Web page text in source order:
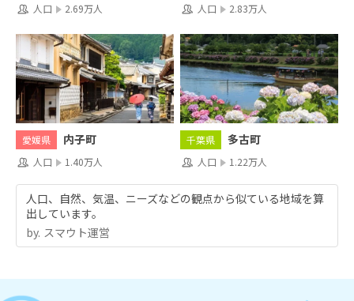
人口 2.69万人 人口 2.83万人
愛媛県 内子町
人口 1.40万人
千葉県 多古町
人口 1.22万人
人口、自然、気温、ニーズなどの観点から似ている地域を算
出しています。
by.︎ スマウト運営